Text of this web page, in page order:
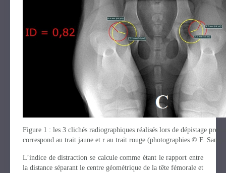
Figure 1 : les 3 clichés radiographiques réalisés lors de dépistage
correspond au trait jaune et r au trait rouge (photographies © F.
L’indice de distraction se calcule comme étant le rapport entre
la distance séparant le centre géométrique de la tête fémorale et